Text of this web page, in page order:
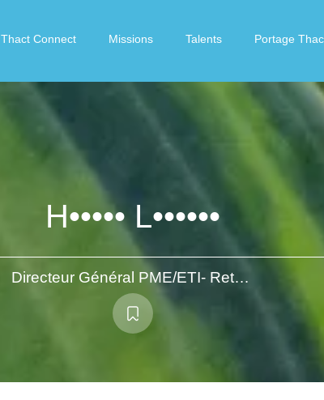
Thact Connect Missions Talents Portage
H••••• L••••••
Directeur Général PME/ETI- Retournement & accélération - Produits Grande Consommation - 20 années sous LBO